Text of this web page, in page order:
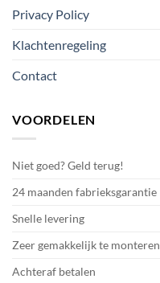
Privacy Policy
Klachtenregeling
Contact
VOORDELEN
Niet goed? Geld terug!
24 maanden fabrieksgarantie
Snelle levering
Zeer gemakkelijk te monteren
Achteraf betalen